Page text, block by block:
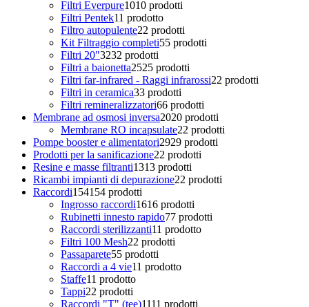
Filtri Everpure1010 prodotti
Filtri Pentek11 prodotto
Filtro autopulente22 prodotti
Kit Filtraggio completi55 prodotti
Filtri 20"3232 prodotti
Filtri a baionetta2525 prodotti
Filtri far-infrared - Raggi infrarossi22 prodotti
Filtri in ceramica33 prodotti
Filtri remineralizzatori66 prodotti
Membrane ad osmosi inversa2020 prodotti
Membrane RO incapsulate22 prodotti
Pompe booster e alimentatori2929 prodotti
Prodotti per la sanificazione22 prodotti
Resine e masse filtranti1313 prodotti
Ricambi impianti di depurazione22 prodotti
Raccordi154154 prodotti
Ingrosso raccordi1616 prodotti
Rubinetti innesto rapido77 prodotti
Raccordi sterilizzanti11 prodotto
Filtri 100 Mesh22 prodotti
Passaparete55 prodotti
Raccordi a 4 vie11 prodotto
Staffe11 prodotto
Tappi22 prodotti
Raccordi "T" (tee)1111 prodotti